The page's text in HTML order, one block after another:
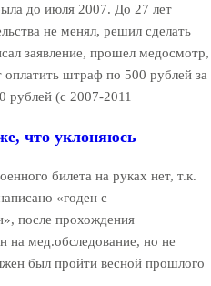
до июля 2007. До 27 лет
не менял, решил сделать
заявление, прошел медосмотр,
штраф по 500 рублей за
рублей (с 2007-2011
что уклоняюсь
билета на руках нет, т.к.
«годен с
после прохождения
на мед.обследование, но не
был пройти весной прошлого